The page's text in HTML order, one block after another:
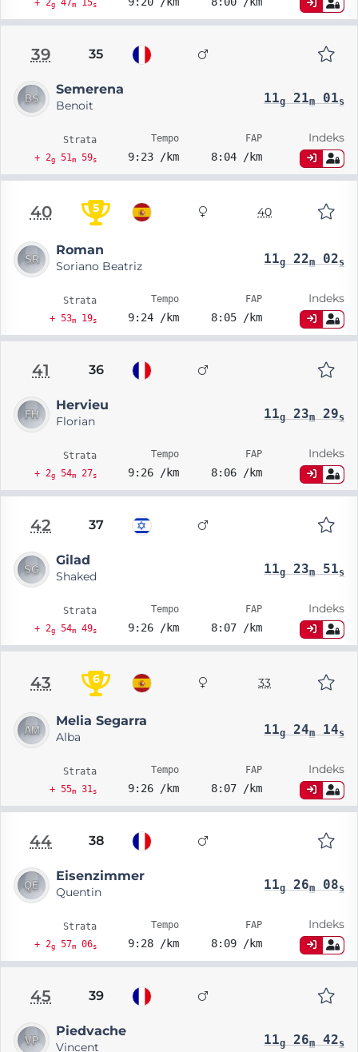
g m s
39 35
Semerena
Benoit 11g21m01s
Strata
+ 2g51m59s
Tempo
9:23 /km
FAP
8:04 /km
Indeks
40 5 40
Roman
Soriano Beatriz 11g22m02s
Strata
+ 53m19s
Tempo
9:24 /km
FAP
8:05 /km
Indeks
41 36
Hervieu
Florian 11g23m29s
Strata
+ 2g54m27s
Tempo
9:26 /km
FAP
8:06 /km
Indeks
42 37
Gilad
Shaked 11g23m51s
Strata
+ 2g54m49s
Tempo
9:26 /km
FAP
8:07 /km
Indeks
43 6 33
Melia Segarra
Alba 11g24m14s
Strata
+ 55m31s
Tempo
9:26 /km
FAP
8:07 /km
Indeks
44 38
Eisenzimmer
Quentin 11g26m08s
Strata
+ 2g57m06s
Tempo
9:28 /km
FAP
8:09 /km
Indeks
45 39
Piedvache
Vincent 11g26m42s